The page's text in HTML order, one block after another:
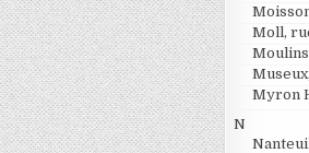
Moll,
Myron
N